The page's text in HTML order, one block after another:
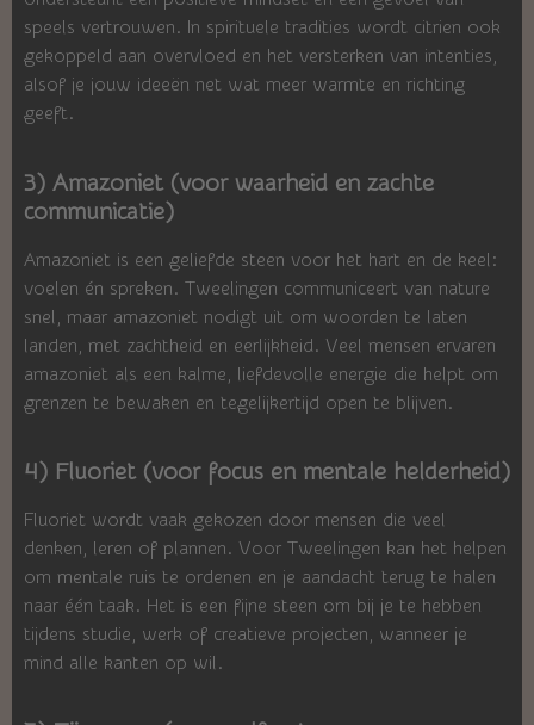
speels vertrouwen. In spirituele tradities wordt citrien ook
gekoppeld aan overvloed en het versterken van intenties,
alsof je jouw ideeën net wat meer warmte en richting
geeft.
3) Amazoniet (voor waarheid en zachte
communicatie)
Amazoniet is een geliefde steen voor het hart en de keel:
voelen én spreken. Tweelingen communiceert van nature
snel, maar amazoniet nodigt uit om woorden te laten
landen, met zachtheid en eerlijkheid. Veel mensen ervaren
amazoniet als een kalme, liefdevolle energie die helpt om
grenzen te bewaken en tegelijkertijd open te blijven.
4) Fluoriet (voor focus en mentale helderheid)
Fluoriet wordt vaak gekozen door mensen die veel
denken, leren of plannen. Voor Tweelingen kan het helpen
om mentale ruis te ordenen en je aandacht terug te halen
naar één taak. Het is een fijne steen om bij je te hebben
tijdens studie, werk of creatieve projecten, wanneer je
mind alle kanten op wil.